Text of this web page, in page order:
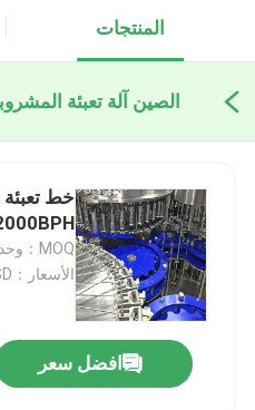
المنتجات
الصين آلة تعبئة
72000BPH
MOQ：وحدة 1
الأسعار：400USD+
افضل سعر